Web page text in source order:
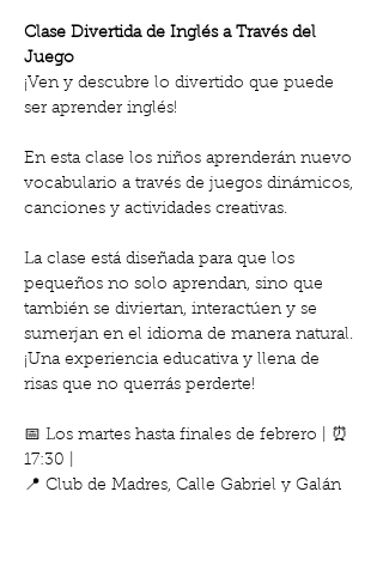
Clase Divertida de Inglés a Través del
Juego
¡Ven y descubre lo divertido que puede
ser aprender inglés!
En esta clase los niños aprenderán nuevo
vocabulario a través de juegos dinámicos,
canciones y actividades creativas.
La clase está diseñada para que los
pequeños no solo aprendan, sino que
también se diviertan, interactúen y se
sumerjan en el idioma de manera natural.
¡Una experiencia educativa y llena de
risas que no querrás perderte!
📅 Los martes hasta finales de febrero | ⏰
17:30 |
📍 Club de Madres, Calle Gabriel y Galán